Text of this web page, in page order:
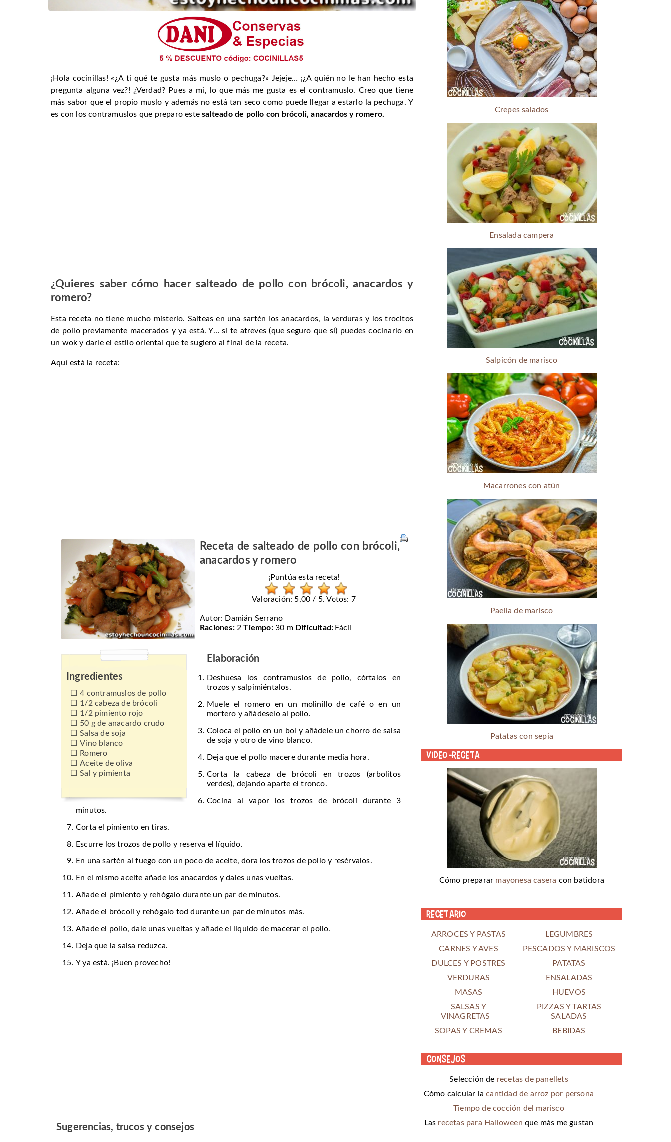
¡Hola cocinillas! «¿A ti qué te gusta más muslo o pechuga?» Jejeje… ¡¿A quién no le han hecho esta
pregunta alguna vez?! ¿Verdad? Pues a mi, lo que más me gusta es el contramuslo. Creo que tiene
más sabor que el propio muslo y además no está tan seco como puede llegar a estarlo la pechuga. Y
es con los contramuslos que preparo estesalteado de pollo con brócoli, anacardos y romero.
¿Quieres saber cómo hacer salteado de pollo con brócoli, anacardos y
romero?
Esta receta no tiene mucho misterio. Salteas en una sartén los anacardos, la verduras y los trocitos
de pollo previamente macerados y ya está. Y… si te atreves (que seguro que sí) puedes cocinarlo en
un wok y darle el estilo oriental que te sugiero al final de la receta.
Aquí está la receta:
Receta de salteado de pollo con brócoli,
anacardos y romero
¡Puntúa esta receta!
Valoración: 5,00 / 5. Votos: 7
Autor: Damián Serrano
Raciones: 2 Tiempo: 30 m Dificultad: Fácil
Ingredientes
4 contramuslos de pollo
1/2 cabeza de brócoli
1/2 pimiento rojo
50 g de anacardo crudo
Salsa de soja
Vino blanco
Romero
Aceite de oliva
Sal y pimienta
Elaboración
Deshuesa los contramuslos de pollo, córtalos en
trozos y salpimiéntalos.
Muele el romero en un molinillo de café o en un
mortero y añádeselo al pollo.
Coloca el pollo en un bol y añádele un chorro de salsa
de soja y otro de vino blanco.
Deja que el pollo macere durante media hora.
Corta la cabeza de brócoli en trozos (arbolitos
verdes), dejando aparte el tronco.
Cocina al vapor los trozos de brócoli durante 3
minutos.
Corta el pimiento en tiras.
Escurre los trozos de pollo y reserva el líquido.
En una sartén al fuego con un poco de aceite, dora los trozos de pollo y resérvalos.
En el mismo aceite añade los anacardos y dales unas vueltas.
Añade el pimiento y rehógalo durante un par de minutos.
Añade el brócoli y rehógalo tod durante un par de minutos más.
Añade el pollo, dale unas vueltas y añade el líquido de macerar el pollo.
Deja que la salsa reduzca.
Y ya está. ¡Buen provecho!
Sugerencias, trucos y consejos
Crepes salados
Ensalada campera
Salpicón de marisco
Macarrones con atún
Paella de marisco
Patatas con sepia
Video-receta
Cómo preparar mayonesa casera con batidora
Recetario
ARROCES Y PASTAS
LEGUMBRES
CARNES Y AVES
PESCADOS Y MARISCOS
DULCES Y POSTRES
PATATAS
VERDURAS
ENSALADAS
MASAS
HUEVOS
SALSAS Y
VINAGRETAS
PIZZAS Y TARTAS
SALADAS
SOPAS Y CREMAS
BEBIDAS
Consejos
Selección de recetas de panellets
Cómo calcular lacantidad de arroz por persona
Tiempo de cocción del marisco
Las recetas para Halloween que más me gustan